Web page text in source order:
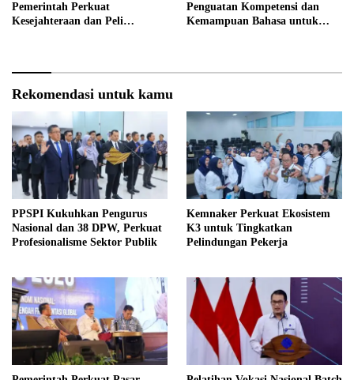
Pemerintah Perkuat
Kesejahteraan dan Peli
Penguatan Kompetensi dan
Kemampuan Bahasa untuk
Rekomendasi untuk kamu
PPSPI Kukuhkan Pengurus
Nasional dan 38 DPW, Perkuat
Profesionalisme Sektor Publik
Kemnaker Perkuat Ekosistem
K3 untuk Tingkatkan
Pelindungan Pekerja